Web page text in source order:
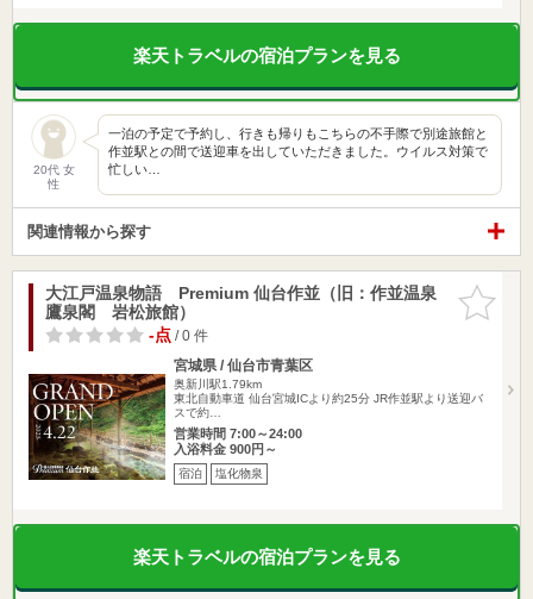
楽天トラベルの宿泊プランを見る
20代 女
性
一泊の予定で予約し、行きも帰りもこちらの不手際で別途旅館と
作並駅との間で送迎車を出していただきました。ウイルス対策で
忙しい…
関連情報から探す
お気に入
りに追加
大江戸温泉物語 Premium 仙台作並（旧：作並温泉
鷹泉閣 岩松旅館）
-点/ 0 件
宮城県 / 仙台市青葉区
奥新川駅1.79km
東北自動車道 仙台宮城ICより約25分 JR作並駅より送迎バ
スで約…
営業時間 7:00～24:00
入浴料金 900円～
宿泊 塩化物泉
楽天トラベルの宿泊プランを見る